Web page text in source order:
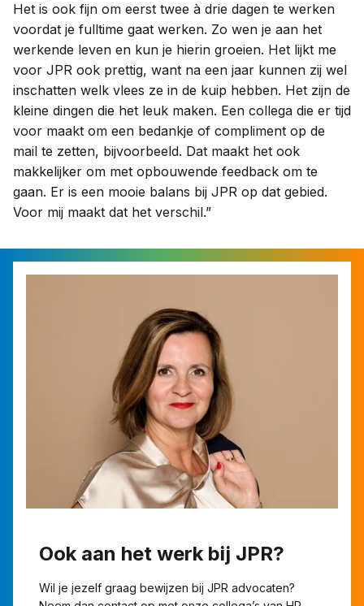
Het is ook fijn om eerst twee à drie dagen te werken
voordat je fulltime gaat werken. Zo wen je aan het
werkende leven en kun je hierin groeien. Het lijkt me
voor JPR ook prettig, want na een jaar kunnen zij wel
inschatten welk vlees ze in de kuip hebben. Het zijn de
kleine dingen die het leuk maken. Een collega die er tijd
voor maakt om een bedankje of compliment op de
mail te zetten, bijvoorbeeld. Dat maakt het ook
makkelijker om met opbouwende feedback om te
gaan. Er is een mooie balans bij JPR op dat gebied.
Voor mij maakt dat het verschil.”
Ook aan het werk bij JPR?
Wil je jezelf graag bewijzen bij JPR advocaten?